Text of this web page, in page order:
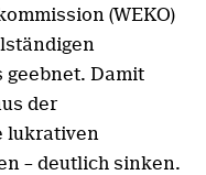
(WEKO)
geebnet. Damit
der
lukrativen
– deutlich sinken.